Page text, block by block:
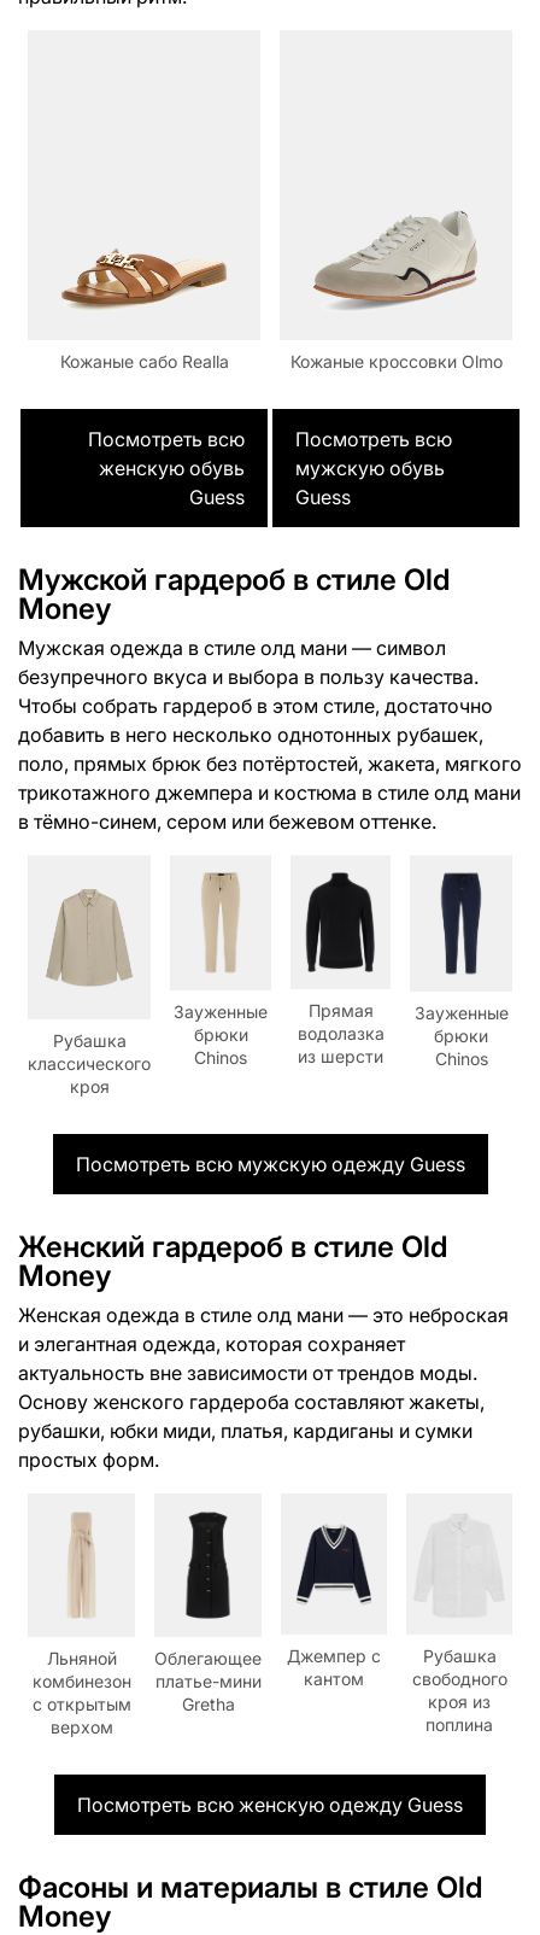
Кожаные сабо Realla Кожаные кроссовки Olmo
Посмотреть всю
женскую обувь
Guess
Посмотреть всю
мужскую обувь
Guess
Мужской гардероб в стиле Old
Money
Мужская одежда в стиле олд мани — символ
безупречного вкуса и выбора в пользу качества.
Чтобы собрать гардероб в этом стиле, достаточно
добавить в него несколько однотонных рубашек,
поло, прямых брюк без потёртостей, жакета, мягкого
трикотажного джемпера и костюма в стиле олд мани
в тёмно-синем, сером или бежевом оттенке.
Рубашка
классического
кроя
Зауженные
брюки
Chinos
Прямая
водолазка
из шерсти
Зауженные
брюки
Chinos
Посмотреть всю мужскую одежду Guess
Женский гардероб в стиле Old
Money
Женская одежда в стиле олд мани — это неброская
и элегантная одежда, которая сохраняет
актуальность вне зависимости от трендов моды.
Основу женского гардероба составляют жакеты,
рубашки, юбки миди, платья, кардиганы и сумки
простых форм.
Льняной
комбинезон
с открытым
верхом
Облегающее
платье-мини
Gretha
Джемпер с
кантом
Рубашка
свободного
кроя из
поплина
Посмотреть всю женскую одежду Guess
Фасоны и материалы в стиле Old
Money